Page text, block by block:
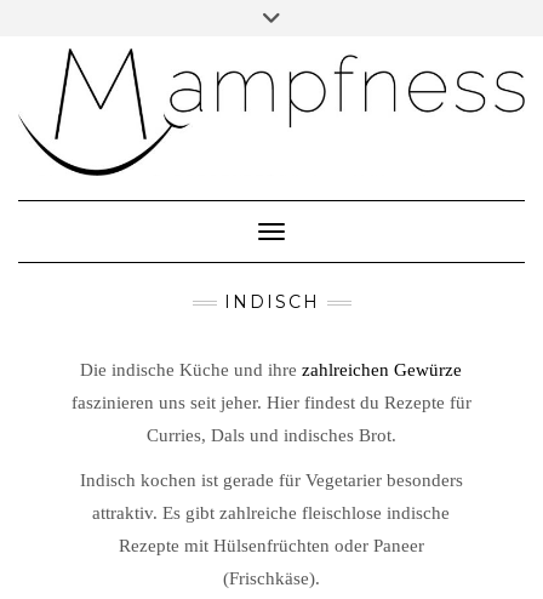
IMPRESSUM
DATENSCHUTZ
Toggle Navigation
INDISCH
Die indische Küche und ihrezahlreichen Gewürze
faszinieren uns seit jeher. Hier findest du Rezepte für
Curries, Dals und indisches Brot.
Indisch kochen ist gerade für Vegetarier besonders
attraktiv. Es gibt zahlreiche fleischlose indische
Rezepte mit Hülsenfrüchten oder Paneer
(Frischkäse).